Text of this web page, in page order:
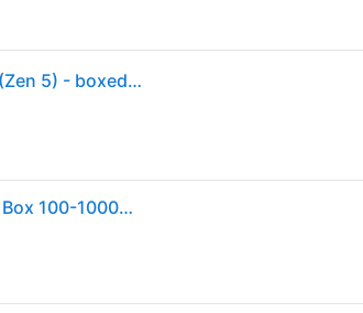
AMD Ryzen 5 9600 CPU, 6 Kerne, 5,2 GHz, AM5 (Zen 5) - boxed, mit Kühler (100-100000718BOX)
AMD Ryzen 5 9600 Prozessor 3,8 GHz 32 MB L3 Box 100-100000718BOX